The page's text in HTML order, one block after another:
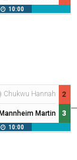
10:00
Chukwu Hannah
Martin
2
3
10:00